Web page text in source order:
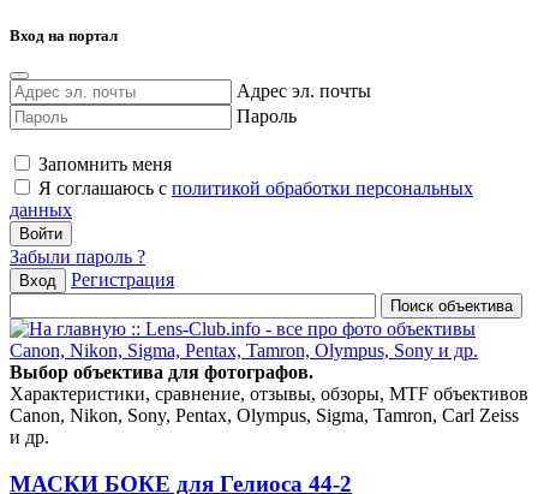
Вход на портал
Адрес эл. почты
Пароль
Запомнить меня
Я соглашаюсь с политикой обработки персональных
данных
Забыли пароль ?
Вход Регистрация
Выбор объектива для фотографов.
Характеристики, сравнение, отзывы, обзоры, MTF объективов
Canon, Nikon, Sony, Pentax, Olympus, Sigma, Tamron, Carl Zeiss
и др.
МАСКИ БОКЕ для Гелиоса 44-2